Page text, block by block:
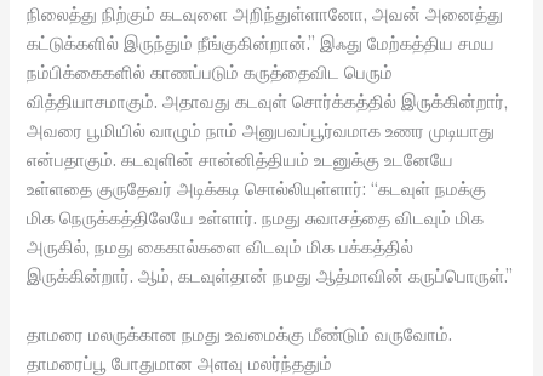
நிலைத்து நிற்கும் கடவுளை அறிந்துள்ளானோ, அவன் அனைத்து
கட்டுக்களில் இருந்தும் நீங்குகின்றான்.” இஃது மேற்கத்திய சமய
நம்பிக்கைகளில் காணப்படும் கருத்தைவிட பெரும்
வித்தியாசமாகும். அதாவது கடவுள் சொர்க்கத்தில் இருக்கின்றார்,
அவரை பூமியில் வாழும் நாம் அனுபவப்பூர்வமாக உணர முடியாது
என்பதாகும். கடவுளின் சான்னித்தியம் உடனுக்கு உடனேயே
உள்ளதை குருதேவர் அடிக்கடி சொல்லியுள்ளார்: “கடவுள் நமக்கு
மிக நெருக்கத்திலேயே உள்ளார். நமது சுவாசத்தை விடவும் மிக
அருகில், நமது கைகால்களை விடவும் மிக பக்கத்தில்
இருக்கின்றார். ஆம், கடவுள்தான் நமது ஆத்மாவின் கருப்பொருள்.”
தாமரை மலருக்கான நமது உவமைக்கு மீண்டும் வருவோம்.
தாமரைப்பூ போதுமான அளவு மலர்ந்ததும்